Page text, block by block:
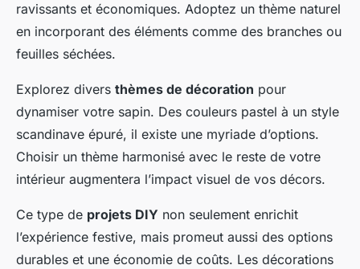
ravissants et économiques. Adoptez un thème naturel
en incorporant des éléments comme des branches ou
feuilles séchées.
Explorez divers thèmes de décoration pour
dynamiser votre sapin. Des couleurs pastel à un style
scandinave épuré, il existe une myriade d’options.
Choisir un thème harmonisé avec le reste de votre
intérieur augmentera l’impact visuel de vos décors.
Ce type de projets DIY non seulement enrichit
l’expérience festive, mais promeut aussi des options
durables et une économie de coûts. Les décorations